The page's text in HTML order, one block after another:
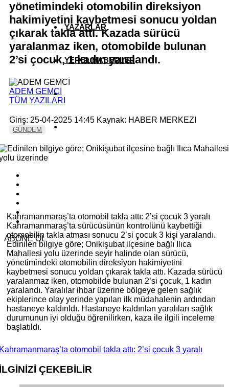
YAZARLAR
YEREL HABERLER
yönetimindeki otomobilin direksiyon
hakimiyetini kaybetmesi sonucu yoldan
çıkarak takla attı. Kazada sürücü
yaralanmaz iken, otomobilde bulunan
2’si çocuk, 1 kadın yaralandı.
ADEM GEMCİ
TÜM YAZILARI
Giriş: 25-04-2025 14:45 Kaynak: HABER MERKEZI
GÜNDEM
ABONE OL
Kahramanmaraş’ta otomobil takla attı: 2’si çocuk 3 yaralı
Kahramanmaraş’ta sürücüsünün kontrolünü kaybettiği
otomobilin takla atması sonucu 2’si çocuk 3 kişi yaralandı.
Edinilen bilgiye göre; Onikişubat ilçesine bağlı Ilıca
Mahallesi yolu üzerinde seyir halinde olan sürücü,
yönetimindeki otomobilin direksiyon hakimiyetini
kaybetmesi sonucu yoldan çıkarak takla attı. Kazada sürücü
yaralanmaz iken, otomobilde bulunan 2’si çocuk, 1 kadın
yaralandı. Yaralılar ihbar üzerine bölgeye gelen sağlık
ekiplerince olay yerinde yapılan ilk müdahalenin ardından
hastaneye kaldırıldı. Hastaneye kaldırılan yaralıları sağlık
durumunun iyi olduğu öğrenilirken, kaza ile ilgili inceleme
başlatıldı.
otomobil takla attı: 2’si çocuk 3 yaralı
ÇEKEBİLİR